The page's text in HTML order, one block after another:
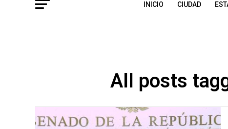
INICIO CIUDAD
All posts